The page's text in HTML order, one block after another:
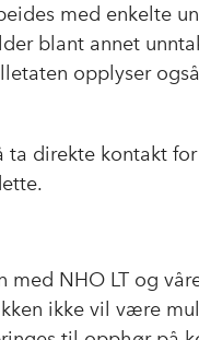
med enkelte
blant annet
opplyser
direkte kontakt
med NHO LT og
ikke vil være